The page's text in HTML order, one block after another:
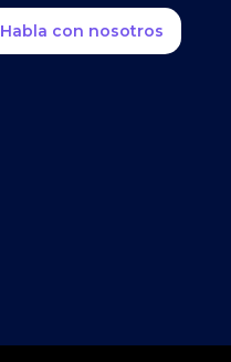
Habla con nosotros